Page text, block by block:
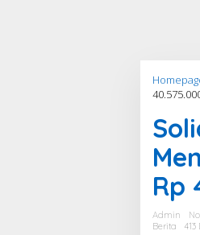
Rp
Admin
Berita